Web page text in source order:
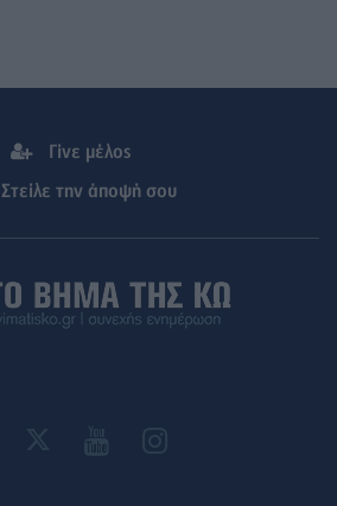
Γίνε μέλος
Στείλε την άποψή σου